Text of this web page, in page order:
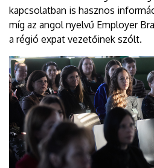
kapcsolatban is hasznos
míg az angol nyelvű Employer
a régió expat vezetőinek szólt.